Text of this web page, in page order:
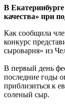
В
качества» при
Как сообщила
конкурс
сыроварня» из
В первый день
последние годы
приблизиться к
соленый сыр.